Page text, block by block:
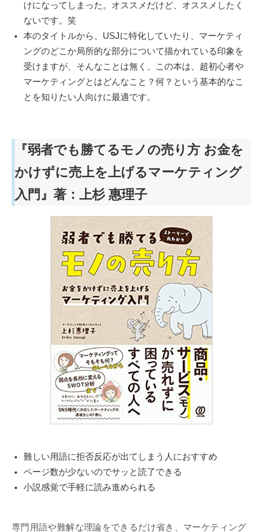
けになってしまった。オススメだけど、オススメしたく
ないです。笑
本のタイトルから、USJに特化していたり、マーケティ
ングのどこか局所的な部分について描かれている印象を
受けますが、そんなことは無く、この本は、超初心者や
マーケティングとはどんなこと？何？という基本的なこ
とを知りたい人向けに最適です。
『弱者でも勝てるモノの売り方 お金を
かけずに売上を上げるマーケティング
入門』著：上杉 惠理子
難しい用語に拒否反応が出てしまう人におすすめ
ページ数が少ないのでサッと読了できる
小説感覚で手軽に読み進められる
専門用語や難解な理論をできるだけ省き、マーケティング